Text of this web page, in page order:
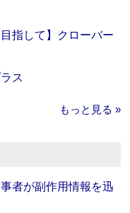
指して】クローバー
ス
もっと見る »
者が副作用情報を迅